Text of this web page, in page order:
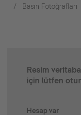
Basın Fotoğrafları
Resim
için lütfen
Hesap var